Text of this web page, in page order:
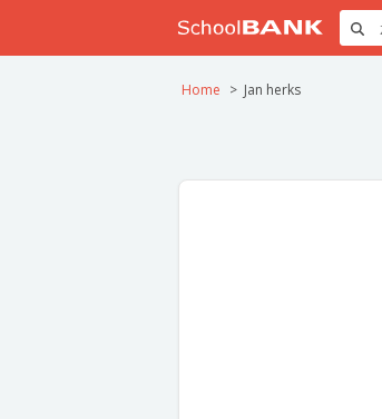
Home Jan herks